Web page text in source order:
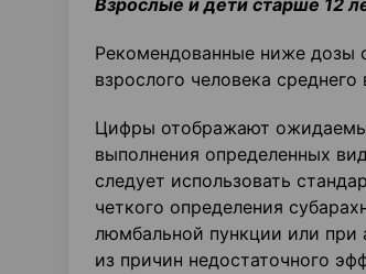
Взрослые и дети старше 12
Рекомендованные ниже дозы
взрослого человека среднего
Цифры отображают
выполнения определенных
следует использовать
четкого определения
люмбальной пункции или при
из причин недостаточного